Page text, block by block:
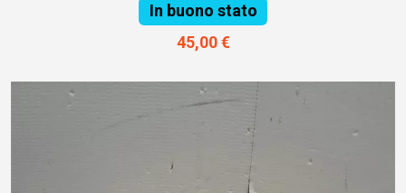
In buono stato
45,00 €